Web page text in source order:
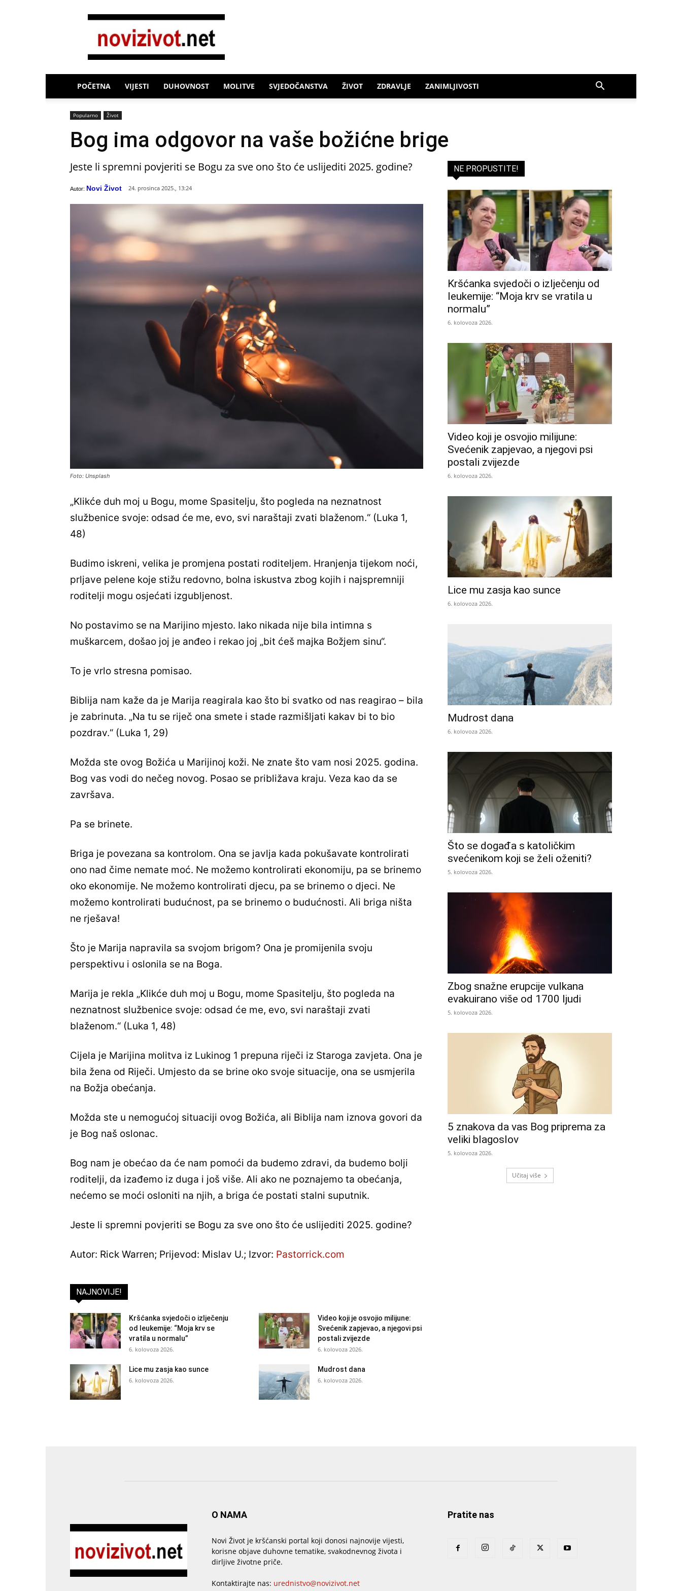
Novi
POČETNA VIJESTI DUHOVNOST MOLITVE SVJEDOČANSTVA ŽIVOT ZDRAVLJE ZANIMLJIVOSTI
Popularno Život
Bog ima odgovor na vaše božićne brige
Jeste li spremni povjeriti se Bogu za sve ono što će uslijediti 2025. godine?
Autor: Novi Život 24. prosinca 2025., 13:24
Foto: Unsplash
„Klikće duh moj u Bogu, mome Spasitelju, što pogleda na neznatnost
službenice svoje: odsad će me, evo, svi naraštaji zvati blaženom.“ (Luka 1,
48)
Budimo iskreni, velika je promjena postati roditeljem. Hranjenja tijekom noći,
prljave pelene koje stižu redovno, bolna iskustva zbog kojih i najspremniji
roditelji mogu osjećati izgubljenost.
No postavimo se na Marijino mjesto. Iako nikada nije bila intimna s
muškarcem, došao joj je anđeo i rekao joj „bit ćeš majka Božjem sinu“.
To je vrlo stresna pomisao.
Biblija nam kaže da je Marija reagirala kao što bi svatko od nas reagirao – bila
je zabrinuta. „Na tu se riječ ona smete i stade razmišljati kakav bi to bio
pozdrav.“ (Luka 1, 29)
Možda ste ovog Božića u Marijinoj koži. Ne znate što vam nosi 2025. godina.
Bog vas vodi do nečeg novog. Posao se približava kraju. Veza kao da se
završava.
Pa se brinete.
Briga je povezana sa kontrolom. Ona se javlja kada pokušavate kontrolirati
ono nad čime nemate moć. Ne možemo kontrolirati ekonomiju, pa se brinemo
oko ekonomije. Ne možemo kontrolirati djecu, pa se brinemo o djeci. Ne
možemo kontrolirati budućnost, pa se brinemo o budućnosti. Ali briga ništa
ne rješava!
Što je Marija napravila sa svojom brigom? Ona je promijenila svoju
perspektivu i oslonila se na Boga.
Marija je rekla „Klikće duh moj u Bogu, mome Spasitelju, što pogleda na
neznatnost službenice svoje: odsad će me, evo, svi naraštaji zvati
blaženom.“ (Luka 1, 48)
Cijela je Marijina molitva iz Lukinog 1 prepuna riječi iz Staroga zavjeta. Ona je
bila žena od Riječi. Umjesto da se brine oko svoje situacije, ona se usmjerila
na Božja obećanja.
Možda ste u nemogućoj situaciji ovog Božića, ali Biblija nam iznova govori da
je Bog naš oslonac.
Bog nam je obećao da će nam pomoći da budemo zdravi, da budemo bolji
roditelji, da izađemo iz duga i još više. Ali ako ne poznajemo ta obećanja,
nećemo se moći osloniti na njih, a briga će postati stalni suputnik.
Jeste li spremni povjeriti se Bogu za sve ono što će uslijediti 2025. godine?
Autor: Rick Warren; Prijevod: Mislav U.; Izvor: Pastorrick.com
NAJNOVIJE!
Kršćanka svjedoči o izlječenju
od leukemije: “Moja krv se
vratila u normalu”
6. kolovoza 2026.
Video koji je osvojio milijune:
Svećenik zapjevao, a njegovi psi
postali zvijezde
6. kolovoza 2026.
Lice mu zasja kao sunce
6. kolovoza 2026.
Mudrost dana
6. kolovoza 2026.
NE PROPUSTITE!
Kršćanka svjedoči o izlječenju od
leukemije: “Moja krv se vratila u
normalu”
6. kolovoza 2026.
Video koji je osvojio milijune:
Svećenik zapjevao, a njegovi psi
postali zvijezde
6. kolovoza 2026.
Lice mu zasja kao sunce
6. kolovoza 2026.
Mudrost dana
6. kolovoza 2026.
Što se događa s katoličkim
svećenikom koji se želi oženiti?
5. kolovoza 2026.
Zbog snažne erupcije vulkana
evakuirano više od 1700 ljudi
5. kolovoza 2026.
5 znakova da vas Bog priprema za
veliki blagoslov
5. kolovoza 2026.
Učitaj više
O NAMA
Novi Život je kršćanski portal koji donosi najnovije vijesti,
korisne objave duhovne tematike, svakodnevnog života i
dirljive životne priče.
Kontaktirajte nas: urednistvo@novizivot.net
Pratite nas